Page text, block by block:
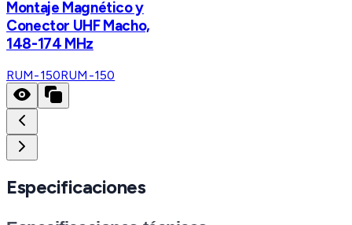
Montaje Magnético y
Conector UHF Macho,
148-174 MHz
RUM-150RUM-150
Especificaciones